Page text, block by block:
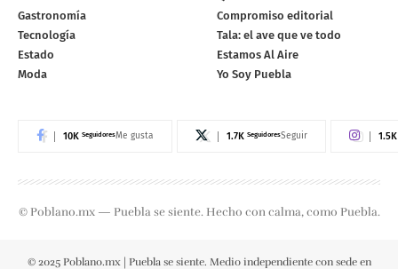
Gastronomía
Tecnología
Estado
Moda
Compromiso editorial
Tala: el ave que ve todo
Estamos Al Aire
Yo Soy Puebla
10K SeguidoresMe gusta 1.7K SeguidoresSeguir 1.5K
© Poblano.mx — Puebla se siente. Hecho con calma, como Puebla.
© 2025 Poblano.mx | Puebla se siente. Medio independiente con sede en